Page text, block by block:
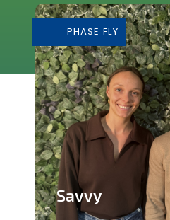
de musique
En savoir plus
PHASE FLY
Savvy